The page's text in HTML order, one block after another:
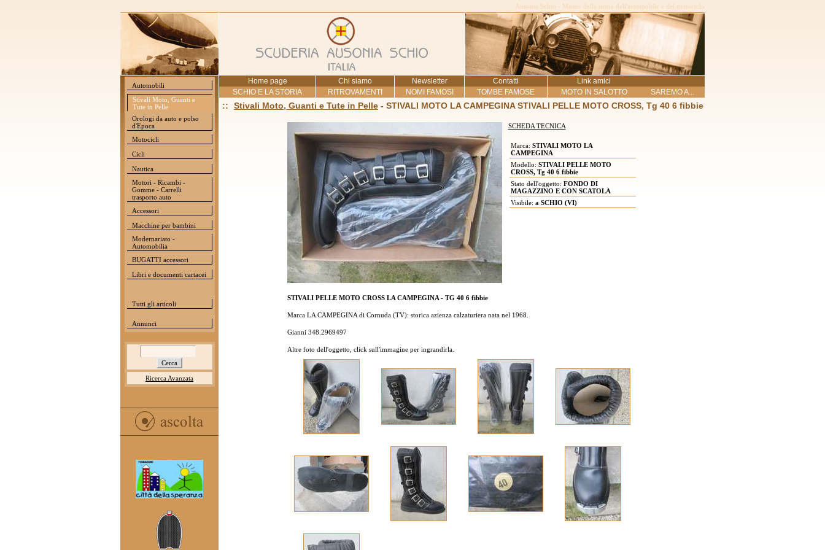
Ausonia Schio - Museo della storia dell'automobile e del motociclo
Automobili
Stivali Moto, Guanti e
Tute in Pelle
Orologi da auto e polso
d'Epoca
Motocicli
Cicli
Nautica
Motori - Ricambi -
Gomme - Carrelli
trasporto auto
Accessori
Macchine per bambini
Modernariato -
Automobilia
BUGATTI accessori
Libri e documenti cartacei
Tutti gli articoli
Annunci
Ricerca Avanzata
Home page Chi siamo Newsletter Contatti
Link amici
SCHIO E LA STORIA
RITROVAMENTI NOMI FAMOSI TOMBE FAMOSE MOTO IN SALOTTO SAREMO A...
:: Stivali Moto, Guanti e Tute in Pelle - STIVALI MOTO LA CAMPEGINA STIVALI PELLE MOTO CROSS, Tg 40 6 fibbie
SCHEDA TECNICA
Marca: STIVALI MOTO LA
CAMPEGINA
Modello: STIVALI PELLE MOTO
CROSS, Tg 40 6 fibbie
Stato dell'oggetto: FONDO DI
MAGAZZINO E CON SCATOLA
Visibile: a SCHIO (VI)
STIVALI PELLE MOTO CROSS LA CAMPEGINA - TG 40 6 fibbie
Marca LA CAMPEGINA di Cornuda (TV): storica azienza calzaturiera nata nel 1968.
Gianni 348.2969497
Altre foto dell'oggetto, click sull'immagine per ingrandirla.